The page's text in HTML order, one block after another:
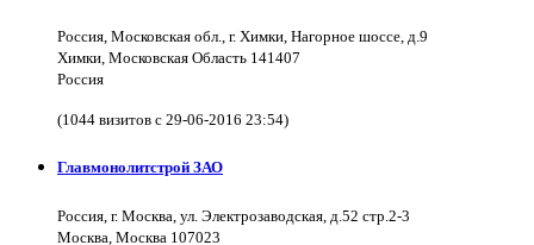
Россия, Московская обл., г. Химки, Нагорное шоссе, д.9
Химки, Московская Область 141407
Россия
(1044 визитов с 29-06-2016 23:54)
Главмонолитстрой ЗАО
Россия, г. Москва, ул. Электрозаводская, д.52 стр.2-3
Москва, Москва 107023